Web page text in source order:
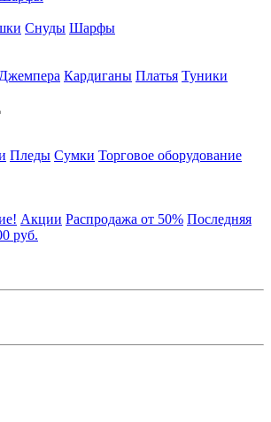
Снуды Шарфы
Джемпера Кардиганы Платья Туники
Пледы Сумки Торговое оборудование
Акции Распродажа от 50% Последняя
руб.